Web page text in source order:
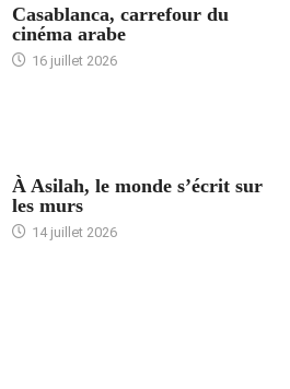
Casablanca, carrefour du
cinéma arabe
16 juillet 2026
À Asilah, le monde s’écrit sur
les murs
14 juillet 2026